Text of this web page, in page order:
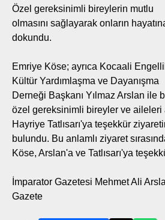
Özel gereksinimli bireylerin mutlu
olmasını sağlayarak onların
dokundu.
Emriye Köse; ayrıca Kocaali
Kültür Yardımlaşma ve Dayanışma
Derneği Başkanı Yılmaz Arslan ile
özel gereksinimli bireyler ve aileleri
Hayriye Tatlısarı'ya teşekkür
bulundu. Bu anlamlı ziyaret
Köse, Arslan'a ve Tatlısarı'ya
İmparator Gazetesi Mehmet Ali
Gazete